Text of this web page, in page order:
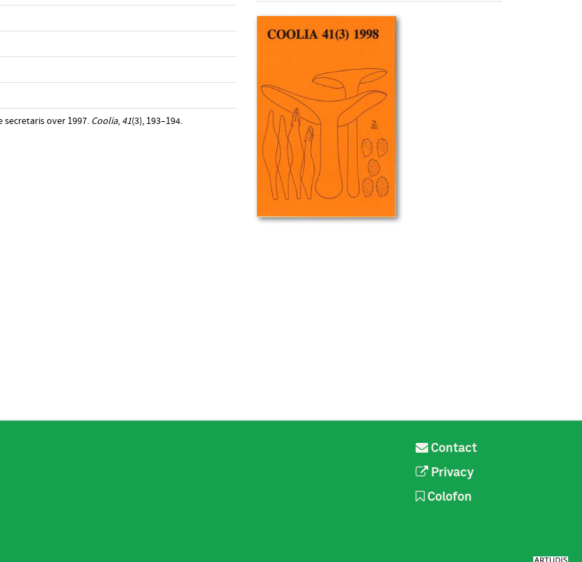
secretaris over 1997. Coolia, 41(3), 193–194.
Contact
Privacy
Colofon